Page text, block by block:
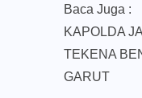
Baca Juga :
KAPOLDA
TEKENA
GARUT